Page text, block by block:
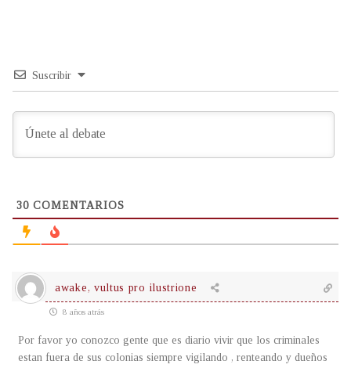
Suscribir
30 COMENTARIOS
awake, vultus pro ilustrione
8 años atrás
Por favor yo conozco gente que es diario vivir que los criminales
estan fuera de sus colonias siempre vigilando , renteando y dueños